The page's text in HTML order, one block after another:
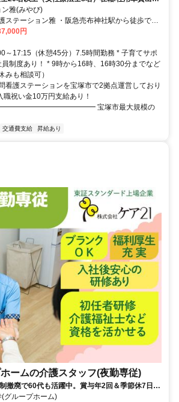
アアップも目指せる /入社祝い金10万円
雅(みやび)
今津線 仁川駅から徒歩で20
円
～17:15（休憩45分）7.5時間勤務 * 子育てサポ
制度あり！ * 9時から16時、16時30分までなど
みも相談可）
看護ステーションを宝塚市で2拠点運営しており
職祝い金10万円支給あり！
宝塚市最大規模の
交通費支給 昇給あり
ームの介護スタッフ(夜勤専従)
撤廃で60代も活躍中。賞与年2回＆季節休7日◎
げる！＞賞与年2回＆昇給あり！定年制撤廃で
ループホーム)